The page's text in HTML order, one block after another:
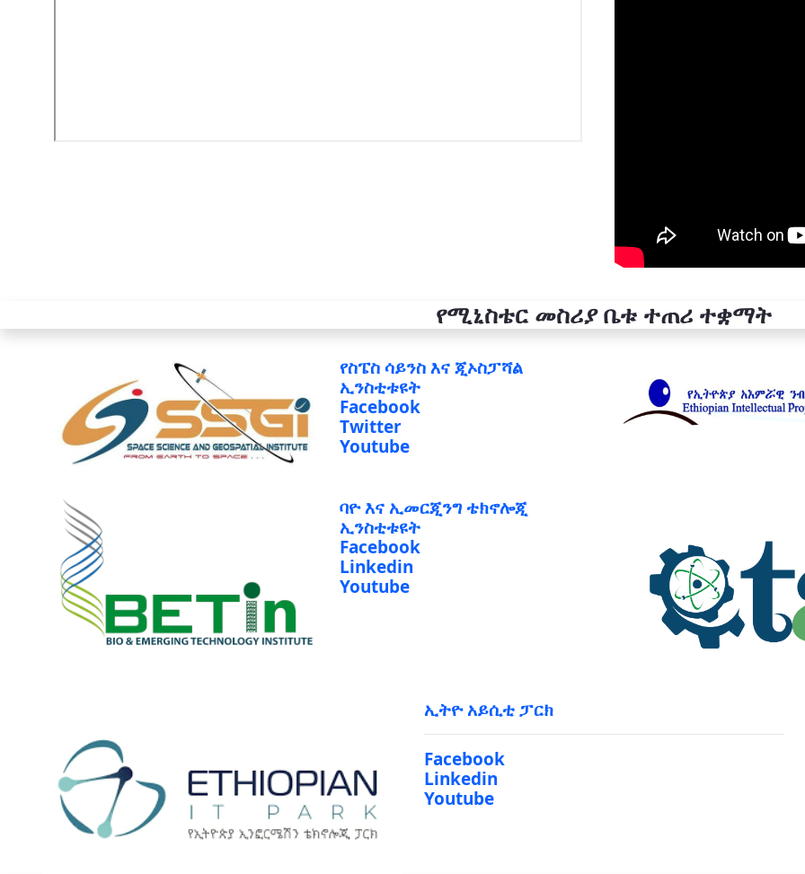
የሚኒስቴር መስሪያ ቤቱ ተጠሪ ተቋማት
የስፔስ ሳይንስ እና ጂኦስፓሻል
ኢንስቲቱዩት
Facebook
Twitter
Youtube
ባዮ እና ኢመርጂንግ ቴክኖሎጂ
ኢንስቲቱዩት
Facebook
Linkedin
Youtube
ኢትዮ አይሲቲ ፓርክ
Facebook
Linkedin
Youtube